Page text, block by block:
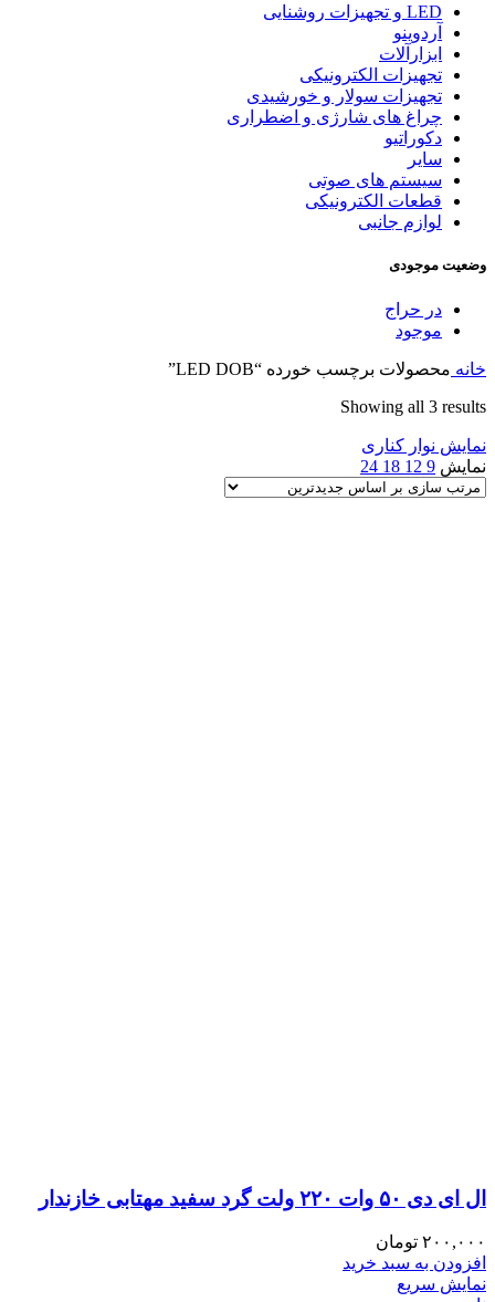
LED و تجهیزات روشنایی
آردوینو
ابزارآلات
تجهیزات الکترونیکی
تجهیزات سولار و خورشیدی
چراغ های شارژی و اضطراری
دکوراتیو
سایر
سیستم های صوتی
قطعات الکترونیکی
لوازم جانبی
وضعیت موجودی
در حراج
موجود
خانه محصولات برچسب خورده “LED DOB”
Showing all 3 results
نمایش نوار کناری
نمایش 9
12
18
24
ال ای دی ۵۰ وات ۲۲۰ ولت گرد سفید مهتابی خازندار
۲۰۰,۰۰۰ تومان
افزودن به سبد خرید
نمایش سریع